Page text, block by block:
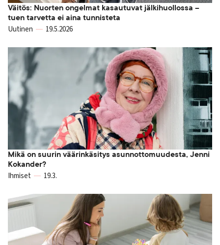
Väitös: Nuorten ongelmat kasautuvat jälkihuollossa –
tuen tarvetta ei aina tunnisteta
Uutinen 19.5.2026
Mikä on suurin väärinkäsitys asunnottomuudesta, Jenni
Kokander?
Ihmiset 19.3.